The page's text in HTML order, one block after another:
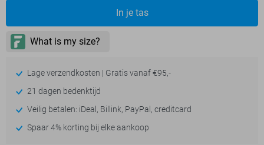
In je tas
Lage verzendkosten | Gratis vanaf €95,-
21 dagen bedenktijd
Veilig betalen: iDeal, Billink, PayPal, creditcard
Spaar 4% korting bij elke aankoop